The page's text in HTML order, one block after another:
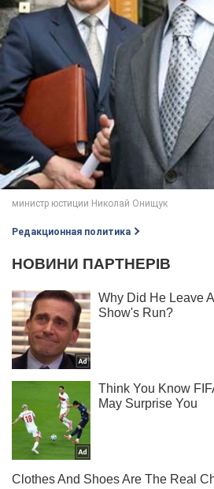
Редакционная политика